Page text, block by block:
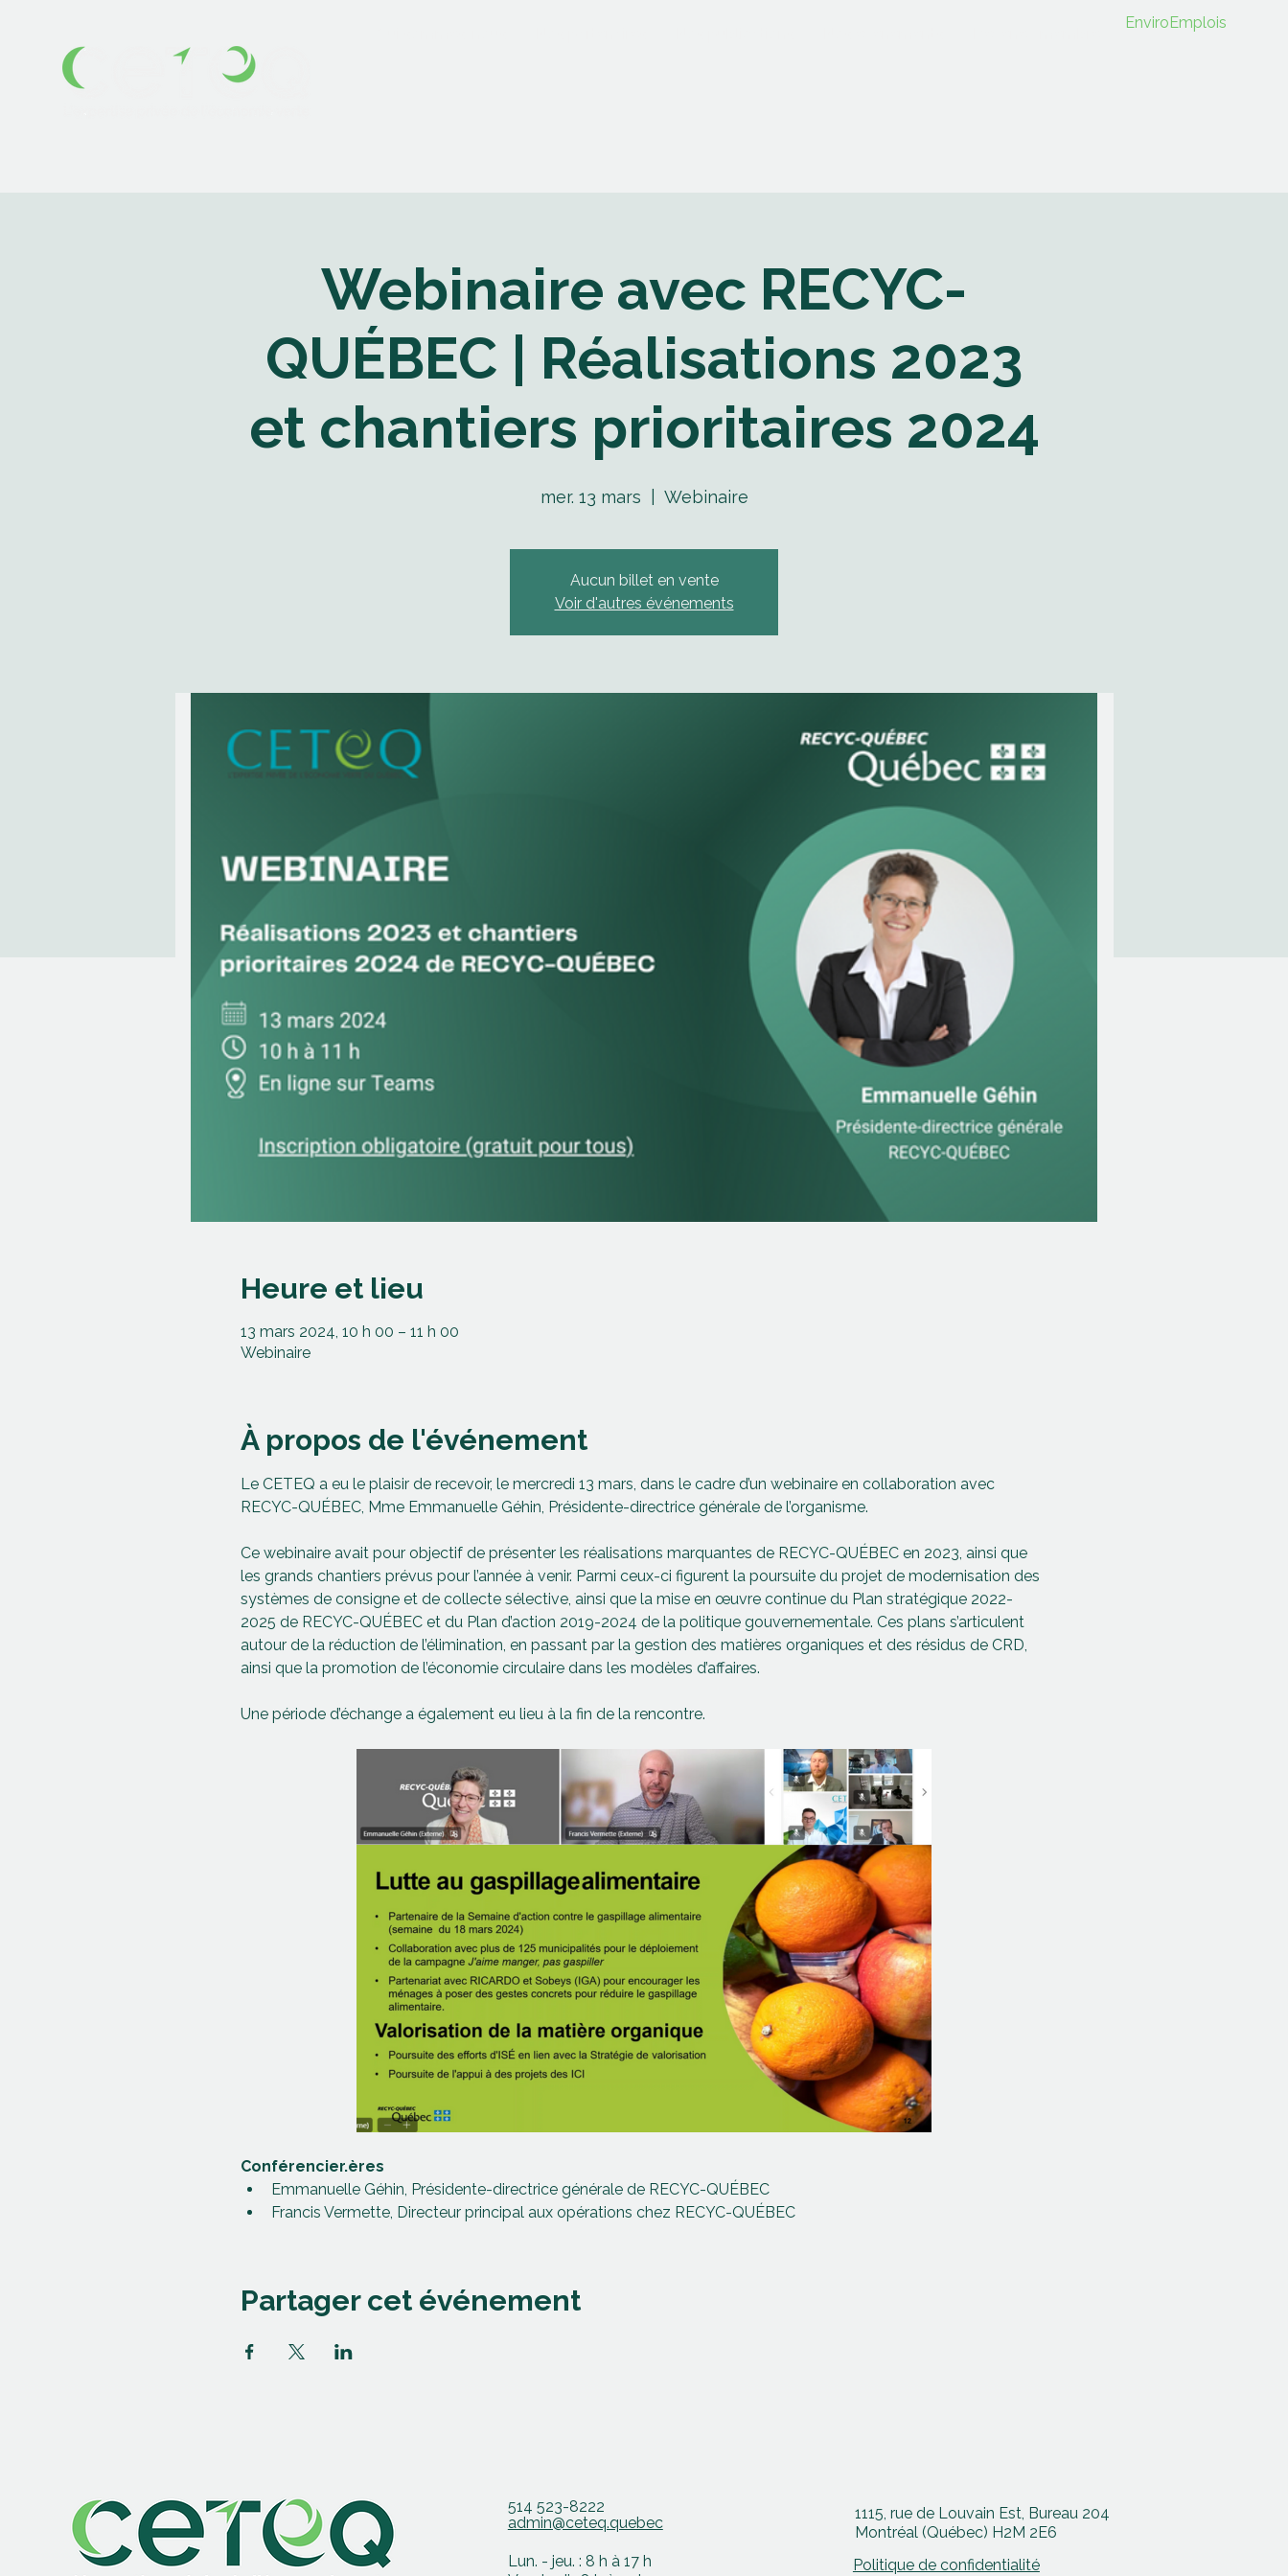
EnviroEmplois
Webinaire avec RECYC-
QUÉBEC | Réalisations 2023
et chantiers prioritaires 2024
mer. 13 mars Webinaire
Aucun billet en vente
Voir d'autres événements
Heure et lieu
13 mars 2024, 10 h 00 – 11 h 00
Webinaire
À propos de l'événement
Le CETEQ a eu le plaisir de recevoir, le mercredi 13 mars, dans le cadre d’un webinaire en collaboration avec
RECYC-QUÉBEC, Mme Emmanuelle Géhin, Présidente-directrice générale de l’organisme.
Ce webinaire avait pour objectif de présenter les réalisations marquantes de RECYC-QUÉBEC en 2023, ainsi que
les grands chantiers prévus pour l’année à venir. Parmi ceux-ci figurent la poursuite du projet de modernisation des
systèmes de consigne et de collecte sélective, ainsi que la mise en œuvre continue du Plan stratégique 2022-
2025 de RECYC-QUÉBEC et du Plan d’action 2019-2024 de la politique gouvernementale. Ces plans s’articulent
autour de la réduction de l’élimination, en passant par la gestion des matières organiques et des résidus de CRD,
ainsi que la promotion de l’économie circulaire dans les modèles d’affaires.
Une période d’échange a également eu lieu à la fin de la rencontre.
Conférencier.ères
Emmanuelle Géhin, Présidente-directrice générale de RECYC-QUÉBEC
Francis Vermette, Directeur principal aux opérations chez RECYC-QUÉBEC
Partager cet événement
514 523-8222
admin@ceteq.quebec
Lun. - jeu. : 8 h à 17 h
1115, rue de Louvain Est, Bureau 204
Montréal (Québec) H2M 2E6
Politique de confidentialité